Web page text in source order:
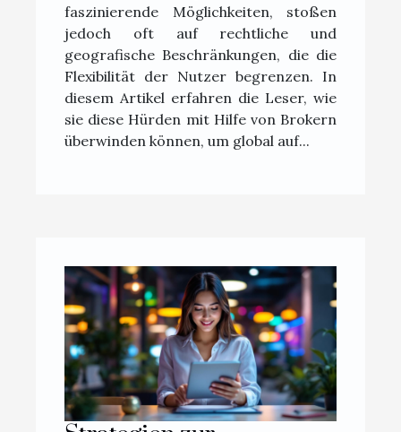
faszinierende Möglichkeiten, stoßen
jedoch oft auf rechtliche und
geografische Beschränkungen, die die
Flexibilität der Nutzer begrenzen. In
diesem Artikel erfahren die Leser, wie
sie diese Hürden mit Hilfe von Brokern
überwinden können, um global auf...